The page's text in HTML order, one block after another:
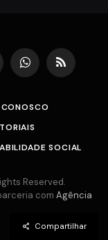
WhatsAppRSS
CONOSCO
SOCIAL
Reserved.
com Agência
Compartilhar